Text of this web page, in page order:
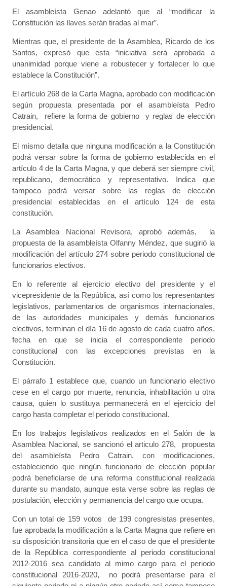
El asambleísta Genao adelantó que al “modificar la
Constitución las llaves serán tiradas al mar”.
Mientras que, el presidente de la Asamblea, Ricardo de los
Santos, expresó que esta “iniciativa será aprobada a
unanimidad porque viene a robustecer y fortalecer lo que
establece la Constitución”.
El artículo 268 de la Carta Magna, aprobado con modificación
según propuesta presentada por el asambleísta Pedro
Catrain, refiere la forma de gobierno y reglas de elección
presidencial.
El mismo detalla que ninguna modificación a la Constitución
podrá versar sobre la forma de gobierno establecida en el
artículo 4 de la Carta Magna, y que deberá ser siempre civil,
republicano, democrático y representativo. Indica que
tampoco podrá versar sobre las reglas de elección
presidencial establecidas en el artículo 124 de esta
constitución.
La Asamblea Nacional Revisora, aprobó además, la
propuesta de la asambleísta Olfanny Méndez, que sugirió la
modificación del artículo 274 sobre periodo constitucional de
funcionarios electivos.
En lo referente al ejercicio electivo del presidente y el
vicepresidente de la República, así como los representantes
legislativos, parlamentarios de organismos internacionales,
de las autoridades municipales y demás funcionarios
electivos, terminan el día 16 de agosto de cada cuatro años,
fecha en que se inicia el correspondiente periodo
constitucional con las excepciones previstas en la
Constitución.
El párrafo 1 establece que, cuando un funcionario electivo
cese en el cargo por muerte, renuncia, inhabilitación u otra
causa, quien lo sustituya permanecerá en el ejercicio del
cargo hasta completar el periodo constitucional.
En los trabajos legislativos realizados en el Salón de la
Asamblea Nacional, se sancionó el articulo 278, propuesta
del asambleísta Pedro Catrain, con modificaciones,
estableciendo que ningún funcionario de elección popular
podrá beneficiarse de una reforma constitucional realizada
durante su mandato, aunque esta verse sobre las reglas de
postulación, elección y permanencia del cargo que ocupa.
Con un total de 159 votos de 199 congresistas presentes,
fue aprobada la modificación a la Carta Magna que refiere en
su disposición transitoria que en el caso de que el presidente
de la República correspondiente al periodo constitucional
2012-2016 sea candidato al mimo cargo para el periodo
constitucional 2016-2020, no podrá presentarse para el